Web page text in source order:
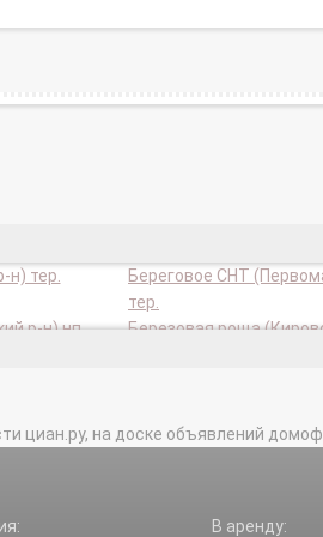
тер.
Береговое СНТ
тер.
р-н) нп. Березовая роща
н) тер. Восход НСТ (Кировский
циан.ру, на доске объявлений
В аренду: